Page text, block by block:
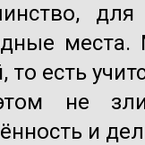
места.
то есть
не
и